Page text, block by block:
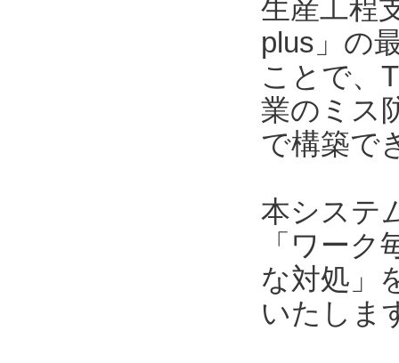
生産工程
plus」の
ことで、
業のミス
で構築で
本システ
「ワー
な対処」
いたしま